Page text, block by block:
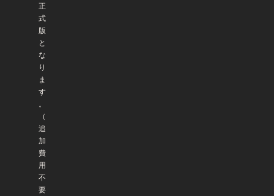
正
式
版
と
な
り
ま
す
。
（
追
加
費
用
不
要